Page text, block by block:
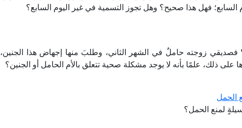
فهل هذا صحيح؟ وهل تجوز التسمية في غير اليوم السابع؟
زوجته حاملٌ في الشهر الثاني، وطلبَ منها إجهاض هذا الجنين،
ذلك، علمًا بأنه لا يوجد مشكلة صحية تتعلق بالأم الحامل أو الجنين؟
الحمل
لمنع الحمل؟